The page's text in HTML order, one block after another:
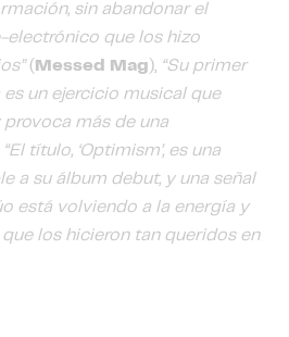
sin abandonar el
electrónico que los hizo
( Messed Mag ), “Su primer
un ejercicio musical que
más de una
“El título, ‘Optimism’, es una
a su álbum debut, y una señal
está volviendo a la energía y
los hicieron tan queridos en